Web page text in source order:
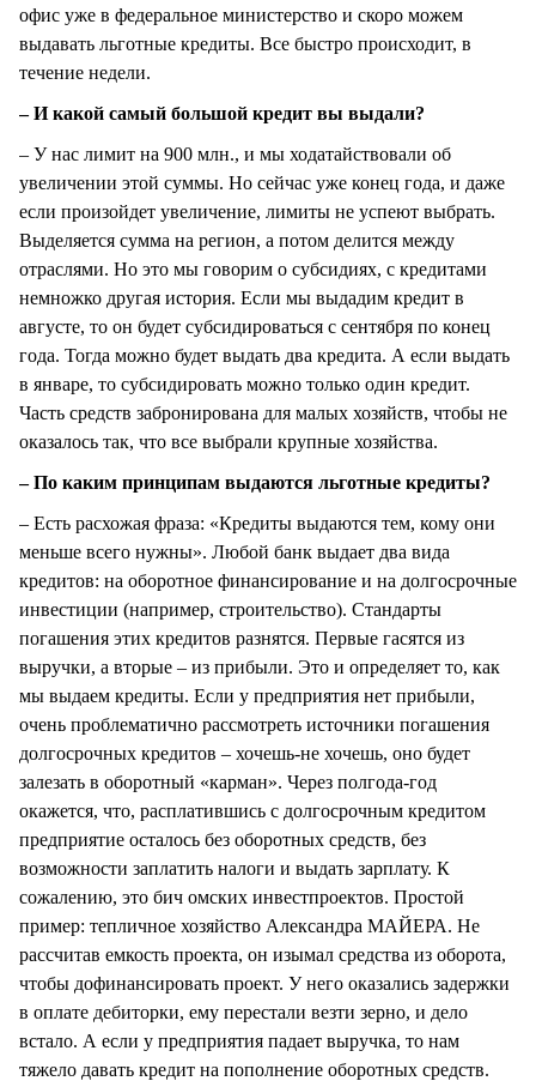
офис уже в федеральное министерство и скоро можем
выдавать льготные кредиты. Все быстро происходит, в
течение недели.
– И какой самый большой кредит вы выдали?
– У нас лимит на 900 млн., и мы ходатайствовали об
увеличении этой суммы. Но сейчас уже конец года, и даже
если произойдет увеличение, лимиты не успеют выбрать.
Выделяется сумма на регион, а потом делится между
отраслями. Но это мы говорим о субсидиях, с кредитами
немножко другая история. Если мы выдадим кредит в
августе, то он будет субсидироваться с сентября по конец
года. Тогда можно будет выдать два кредита. А если выдать
в январе, то субсидировать можно только один кредит.
Часть средств забронирована для малых хозяйств, чтобы не
оказалось так, что все выбрали крупные хозяйства.
– По каким принципам выдаются льготные кредиты?
– Есть расхожая фраза: «Кредиты выдаются тем, кому они
меньше всего нужны». Любой банк выдает два вида
кредитов: на оборотное финансирование и на долгосрочные
инвестиции (например, строительство). Стандарты
погашения этих кредитов разнятся. Первые гасятся из
выручки, а вторые – из прибыли. Это и определяет то, как
мы выдаем кредиты. Если у предприятия нет прибыли,
очень проблематично рассмотреть источники погашения
долгосрочных кредитов – хочешь-не хочешь, оно будет
залезать в оборотный «карман». Через полгода-год
окажется, что, расплатившись с долгосрочным кредитом
предприятие осталось без оборотных средств, без
возможности заплатить налоги и выдать зарплату. К
сожалению, это бич омских инвестпроектов. Простой
пример: тепличное хозяйство Александра МАЙЕРА. Не
рассчитав емкость проекта, он изымал средства из оборота,
чтобы дофинансировать проект. У него оказались задержки
в оплате дебиторки, ему перестали везти зерно, и дело
встало. А если у предприятия падает выручка, то нам
тяжело давать кредит на пополнение оборотных средств.